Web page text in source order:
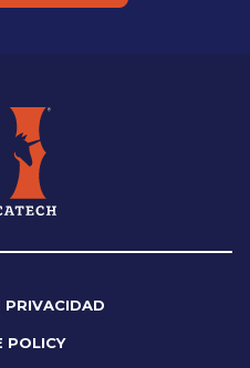
PRIVACIDAD
POLICY